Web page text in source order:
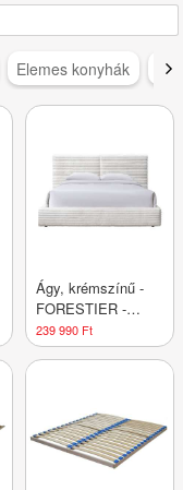
Elemes konyhák
Ágy, krémszínű -
FORESTIER -
Butopêa
239 990 Ft